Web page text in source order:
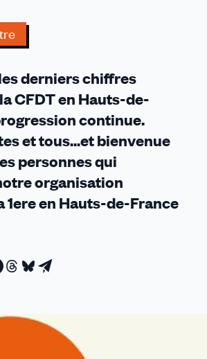
derniers chiffres
CFDT en Hauts-de-
continue.
et tous...et bienvenue
personnes qui
organisation
1ere en Hauts-de-France
Partager
Threads
Partager
Bluesky
Partager
email